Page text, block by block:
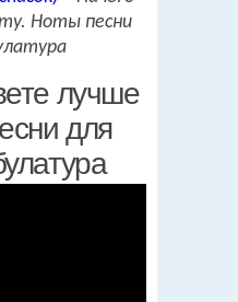
Ноты песни
лучше
для